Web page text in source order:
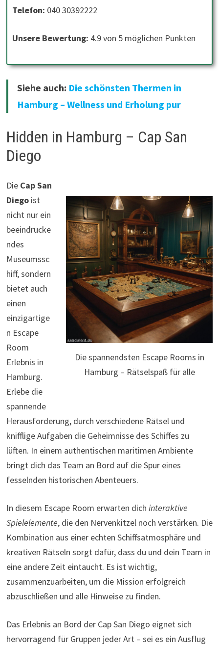
Telefon: 040 30392222
Unsere Bewertung: 4.9 von 5 möglichen Punkten
Siehe auch: Die schönsten Thermen in
Hamburg – Wellness und Erholung pur
Hidden in Hamburg – Cap San
Diego
Die spannendsten Escape Rooms in
Hamburg – Rätselspaß für alle
Die Cap San
Diegoist
nicht nur ein
beeindrucke
ndes
Museumssc
hiff, sondern
bietet auch
einen
einzigartige
n Escape
Room
Erlebnis in
Hamburg.
Erlebe die
spannende
Herausforderung, durch verschiedene Rätsel und
knifflige Aufgaben die Geheimnisse des Schiffes zu
lüften. In einem authentischen maritimen Ambiente
bringt dich das Team an Bord auf die Spur eines
fesselnden historischen Abenteuers.
In diesem Escape Room erwarten dich interaktive
Spielelemente, die den Nervenkitzel noch verstärken. Die
Kombination aus einer echten Schiffsatmosphäre und
kreativen Rätseln sorgt dafür, dass du und dein Team in
eine andere Zeit eintaucht. Es ist wichtig,
zusammenzuarbeiten, um die Mission erfolgreich
abzuschließen und alle Hinweise zu finden.
Das Erlebnis an Bord der Cap San Diego eignet sich
hervorragend für Gruppen jeder Art – sei es ein Ausflug